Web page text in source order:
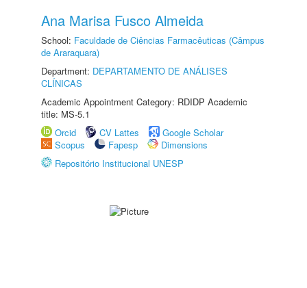
Ana Marisa Fusco Almeida
School: Faculdade de Ciências Farmacêuticas (Câmpus
de Araraquara)
Department: DEPARTAMENTO DE ANÁLISES
CLÍNICAS
Academic Appointment Category: RDIDP Academic
title: MS-5.1
Orcid
CV Lattes
Google Scholar
Scopus
Fapesp
Dimensions
Repositório Institucional UNESP